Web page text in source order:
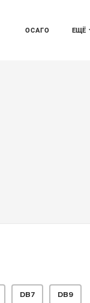
ЕЩЁ
ОСАГО
DB7 DB9